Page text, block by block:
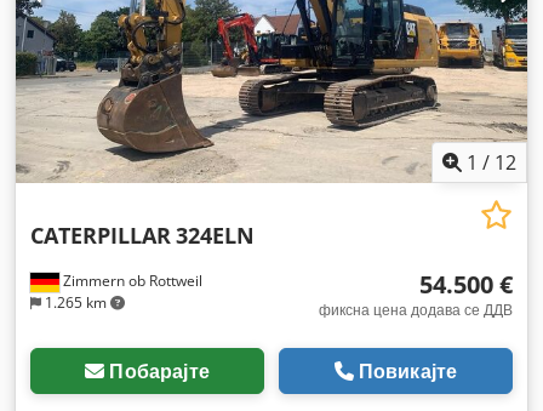
1 / 12
Zimmern ob Rottweil
1.265 km
CATERPILLAR324ELN
54.500 €
фиксна цена додава се ДДВ
Побарајте Повикајте